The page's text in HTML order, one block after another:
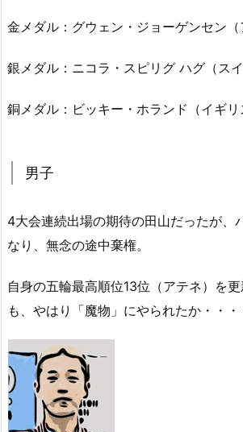
金メダル：グウェン・ジョーゲンセン（
銀メダル：ニコラ・スピリグ ハグ（スイ
銅メダル：ビッキー・ホランド（イギリ
男子
4大会連続出場の期待の田山だったが、
なり、無念の途中棄権。
自身の五輪最高順位13位（アテネ）を
も、やはり「魔物」にやられたか・・・